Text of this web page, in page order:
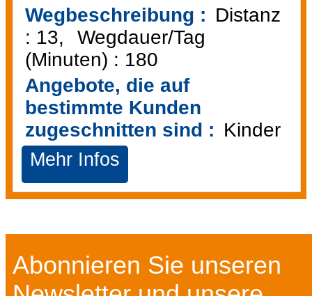
Wegbeschreibung : Distanz
: 13
Wegdauer/Tag
(Minuten) : 180
Angebote, die auf
bestimmte Kunden
zugeschnitten sind : Kinder
Mehr Infos
Abonnieren Sie unseren